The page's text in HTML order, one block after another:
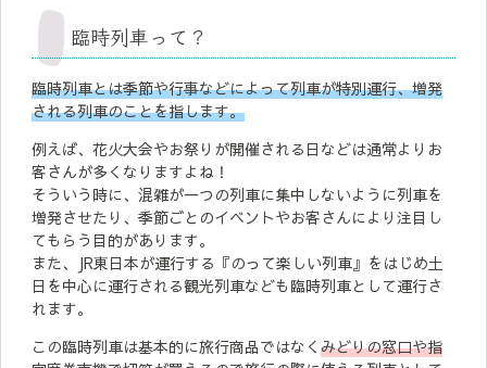
臨時列車って？
臨時列車とは季節や行事などによって列車が特別運行、増発
される列車のことを指します。
例えば、花火大会やお祭りが開催される日などは通常よりお
客さんが多くなりますよね！
そういう時に、混雑が一つの列車に集中しないように列車を
増発させたり、季節ごとのイベントやお客さんにより注目し
てもらう目的があります。
また、JR東日本が運行する『のって楽しい列車』をはじめ土
日を中心に運行される観光列車なども臨時列車として運行さ
れます。
この臨時列車は基本的に旅行商品ではなく みどりの窓口や指